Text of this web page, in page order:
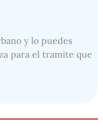
y lo puedes
para el tramite que